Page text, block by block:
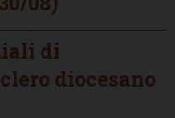
di
diocesano